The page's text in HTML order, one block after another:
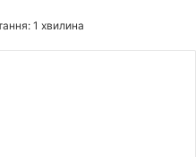
1 хвилина